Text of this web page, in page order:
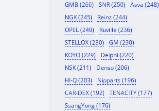
GMB (266)
SNR (250)
Asva (248)
NGK (245)
Reinz (244)
OPEL (240)
Ruville (236)
STELLOX (230)
GM (230)
KOYO (229)
Delphi (220)
NSK (211)
Denso (206)
HI-Q (203)
Nipparts (196)
CAR-DEX (192)
TENACITY (177)
SsangYong (176)